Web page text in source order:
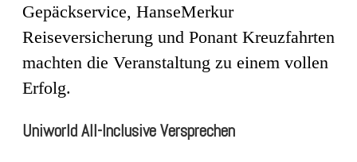
Gepäckservice, HanseMerkur
Reiseversicherung und Ponant Kreuzfahrten
machten die Veranstaltung zu einem vollen
Erfolg.
Uniworld All-Inclusive Versprechen